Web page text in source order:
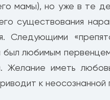
мамы), но уже в те
существования
Следующими
любимым
Желание иметь
к